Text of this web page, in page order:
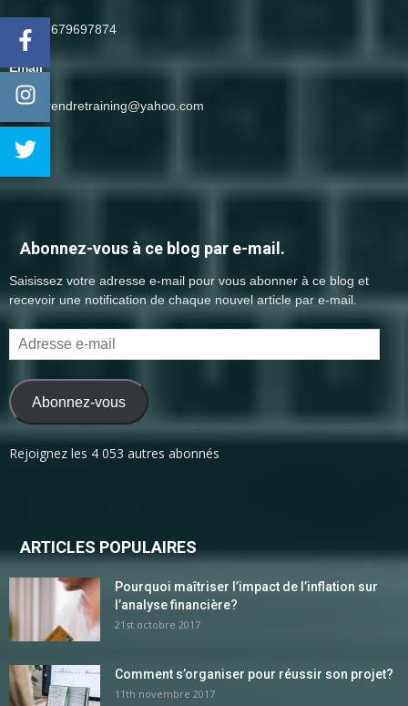
(+212) 679697874
Email
entreprendretraining@yahoo.com
Abonnez-vous à ce blog par e-mail.
Saisissez votre adresse e-mail pour vous abonner à ce blog et
recevoir une notification de chaque nouvel article par e-mail.
Adresse
e-
mail
Abonnez-vous
Rejoignez les 4 053 autres abonnés
ARTICLES POPULAIRES
Pourquoi maîtriser l’impact de l’inflation sur
l’analyse financière?
21st octobre 2017
Comment s’organiser pour réussir son projet?
11th novembre 2017